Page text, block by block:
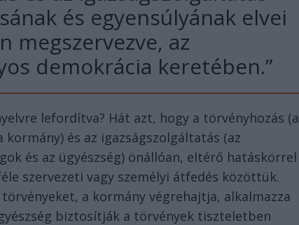
és egyensúlyának elvei
megszervezve, az
demokrácia keretében.”
lefordítva? Hát azt, hogy a törvényhozás (a
és az igazságszolgáltatás (az
és az ügyészség) önállóan, eltérő hatáskörrel
szervezeti vagy személyi átfedés közöttük.
a kormány végrehajtja, alkalmazza
biztosítják a törvények tiszteletben